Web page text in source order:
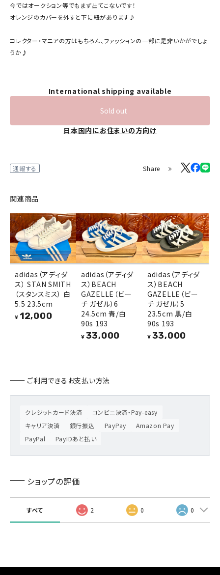
今ではオークション等でもまず出てこないです！
オレンジのカバーを外すと下に紐があります♪
コレクター・マニアの方はもちろん、ファッションの一部に是非いかがでしょ
うか♪
International shipping available
Sold out
日本国内にお住まいの方向け
通報する Share
関連商品
adidas（アディダ
ス） STAN SMITH
（スタンスミス） 白
5.5 23.5cm
¥ 12,000
adidas（アディダ
ス）BEACH
GAZELLE（ビー
チ ガゼル）6
24.5cm 青/白
90s 193
¥ 33,000
adidas（アディダ
ス）BEACH
GAZELLE（ビー
チ ガゼル）5
23.5cm 黒/白
90s 193
¥ 33,000
ご利用できるお支払い方法
クレジットカード決済
コンビニ決済・Pay-easy
キャリア決済
銀行振込 PayPay
Amazon Pay
PayPal
PayIDあと払い
ショップの評価
すべて 2 0 0